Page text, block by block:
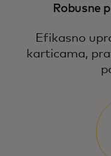
Robusne
Efikasno
karticama,